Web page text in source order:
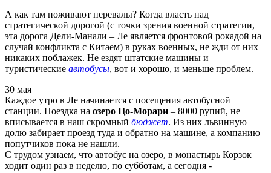
А как там поживают перевалы? Когда власть над
стратегической дорогой (с точки зрения военной стратегии,
эта дорога Дели-Манали – Ле является фронтовой рокадой на
случай конфликта с Китаем) в руках военных, не жди от них
никаких поблажек. Не ездят штатские машины и
туристические автобусы, вот и хорошо, и меньше проблем.
30 мая
Каждое утро в Ле начинается с посещения автобусной
станции. Поездка на озеро Цо-Морари – 8000 рупий, не
вписывается в наш скромный бюджет. Из них львинную
долю забирает проезд туда и обратно на машине, а компанию
попутчиков пока не нашли.
С трудом узнаем, что автобус на озеро, в монастырь Корзок
ходит один раз в неделю, по субботам, а сегодня -